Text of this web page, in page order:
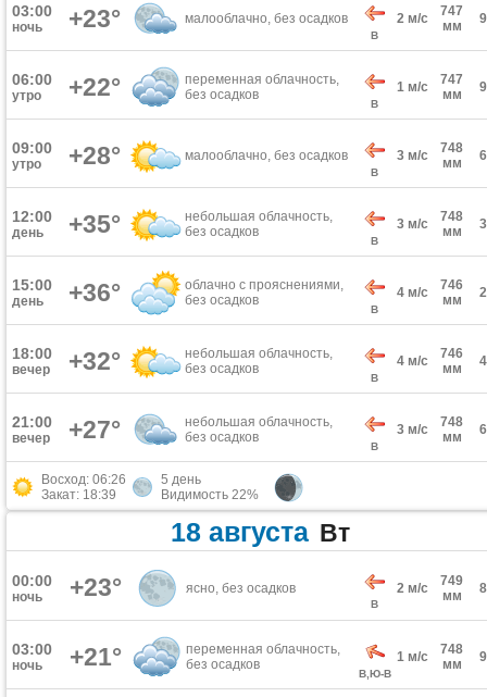
03:00
ночь +23° малооблачно, без осадков
В
2 м/с
747
мм
06:00
утро +22°
переменная облачность,
без осадков
В
1 м/с
747
мм
09:00
утро +28° малооблачно, без осадков
В
3 м/с
748
мм
12:00
день +35°
небольшая облачность,
без осадков
В
3 м/с
748
мм
15:00
день +36°
облачно с прояснениями,
без осадков
В
4 м/с
746
мм
18:00
вечер +32°
небольшая облачность,
без осадков
В
4 м/с
746
мм
21:00
вечер +27°
небольшая облачность,
без осадков
В
3 м/с
748
мм
Восход: 06:26
Закат: 18:39
5 день
Видимость 22%
18 августа Вт
00:00
ночь +23° ясно, без осадков
В
2 м/с
749
мм
03:00
ночь +21°
переменная облачность,
без осадков
В,Ю-В
1 м/с
748
мм